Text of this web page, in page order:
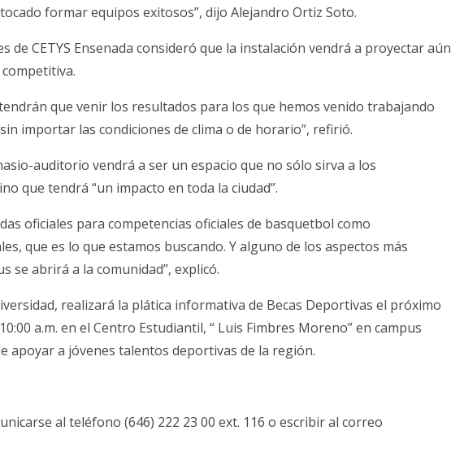
formar equipos exitosos”, dijo Alejandro Ortiz Soto.
de CETYS Ensenada consideró que la instalación vendrá a proyectar aún
que venir los resultados para los que hemos venido trabajando
importar las condiciones de clima o de horario”, refirió.
auditorio vendrá a ser un espacio que no sólo sirva a los
que tendrá “un impacto en toda la ciudad”.
oficiales para competencias oficiales de basquetbol como
que es lo que estamos buscando. Y alguno de los aspectos más
se abrirá a la comunidad”, explicó.
realizará la plática informativa de Becas Deportivas el próximo
a.m. en el Centro Estudiantil, “ Luis Fimbres Moreno” en campus
apoyar a jóvenes talentos deportivas de la región.
al teléfono (646) 222 23 00 ext. 116 o escribir al correo